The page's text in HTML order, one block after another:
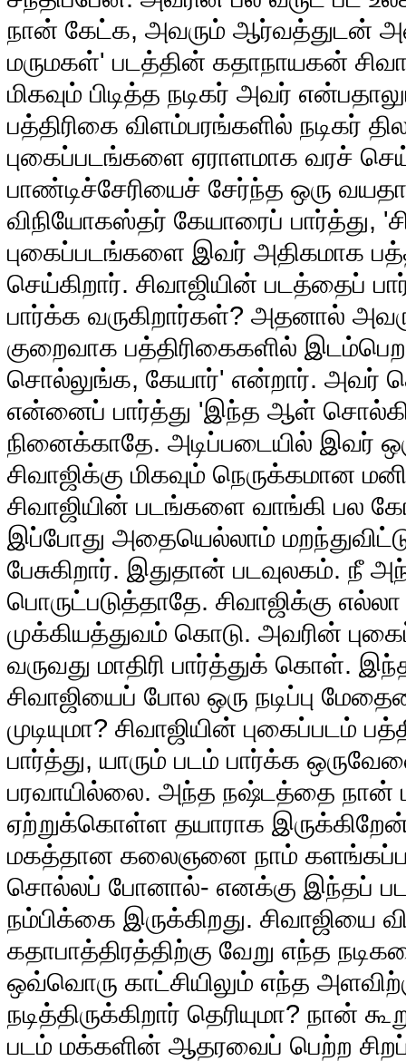
நான் கேட்க, அவரும் ஆர்வத்துடன்
மருமகள்' படத்தின் கதாநாயகன்
மிகவும் பிடித்த நடிகர் அவர்
பத்திரிகை விளம்பரங்களில் நடிகர்
புகைப்படங்களை ஏராளமாக வரச்
பாண்டிச்சேரியைச் சேர்ந்த ஒரு
விநியோகஸ்தர் கேயாரைப் பார்த்து,
புகைப்படங்களை இவர் அதிகமாக
செய்கிறார். சிவாஜியின் படத்தைப்
பார்க்க வருகிறார்கள்? அதனால்
குறைவாக பத்திரிகைகளில்
சொல்லுங்க, கேயார்' என்றார். அவர்
என்னைப் பார்த்து 'இந்த ஆள்
நினைக்காதே. அடிப்படையில் இவர்
சிவாஜிக்கு மிகவும் நெருக்கமான
சிவாஜியின் படங்களை வாங்கி பல
இப்போது அதையெல்லாம்
பேசுகிறார். இதுதான் படவுலகம். நீ
பொருட்படுத்தாதே. சிவாஜிக்கு
முக்கியத்துவம் கொடு. அவரின்
வருவது மாதிரி பார்த்துக் கொள்.
சிவாஜியைப் போல ஒரு நடிப்பு
முடியுமா? சிவாஜியின் புகைப்படம்
பார்த்து, யாரும் படம் பார்க்க
பரவாயில்லை. அந்த நஷ்டத்தை நான்
ஏற்றுக்கொள்ள தயாராக
மகத்தான கலைஞனை நாம்
சொல்லப் போனால்- எனக்கு இந்தப்
நம்பிக்கை இருக்கிறது. சிவாஜியை
கதாபாத்திரத்திற்கு வேறு எந்த
ஒவ்வொரு காட்சியிலும் எந்த
நடித்திருக்கிறார் தெரியுமா? நான்
படம் மக்களின் ஆதரவைப் பெற்ற